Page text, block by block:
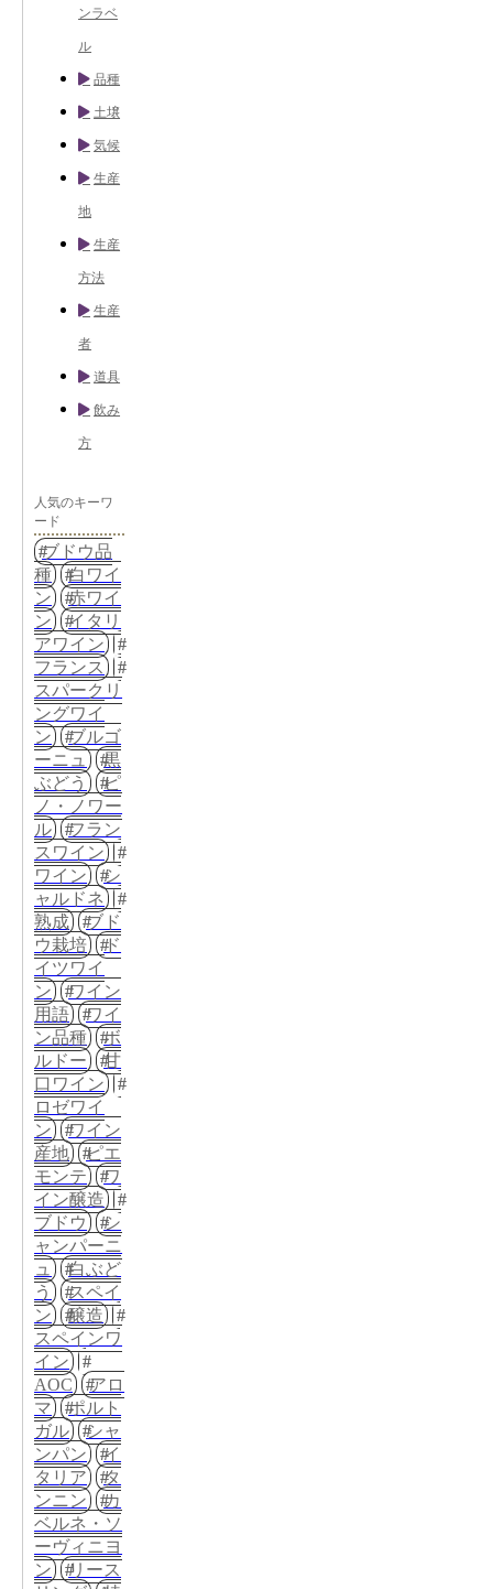
ンラベ
ル
品種
土壌
気候
生産
地
生産
方法
生産
者
道具
飲み
方
人気のキーワ
ード
ブドウ品
種
白ワイ
ン
赤ワイ
ン
イタリ
アワイン
フランス
スパークリ
ングワイ
ン
ブルゴ
ーニュ
黒
ぶどう
ピ
ノ・ノワー
ル
フラン
スワイン
ワイン
シ
ャルドネ
熟成
ブド
ウ栽培
ド
イツワイ
ン
ワイン
用語
ワイ
ン品種
ボ
ルドー
甘
口ワイン
ロゼワイ
ン
ワイン
産地
ピエ
モンテ
ワ
イン醸造
ブドウ
シ
ャンパーニ
ュ
白ぶど
う
スペイ
ン
醸造
スペインワ
イン
AOC
アロ
マ
ポルト
ガル
シャ
ンパン
イ
タリア
タ
ンニン
カ
ベルネ・ソ
ーヴィニヨ
ン
リース